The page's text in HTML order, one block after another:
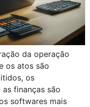
da operação
os atos são
os
finanças são
softwares mais